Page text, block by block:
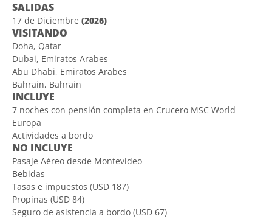
SALIDAS
17 de Diciembre (2026)
VISITANDO
Doha, Qatar
Dubai, Emiratos Arabes
Abu Dhabi, Emiratos Arabes
Bahrain, Bahrain
INCLUYE
7 noches con pensión completa en Crucero MSC World
Europa
Actividades a bordo
NO INCLUYE
Pasaje Aéreo desde Montevideo
Bebidas
Tasas e impuestos (USD 187)
Propinas (USD 84)
Seguro de asistencia a bordo (USD 67)